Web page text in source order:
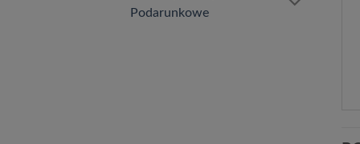
Podarunkowe